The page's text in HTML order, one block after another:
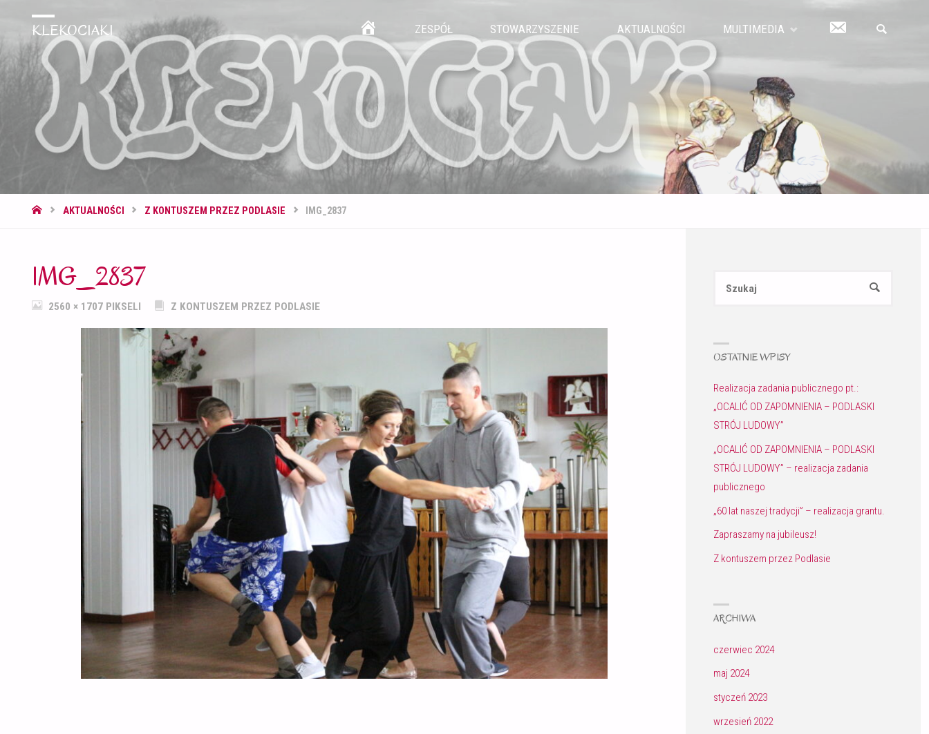
KLEKOCIAKI
Przejdź
treści
GŁÓWNA ZESPÓŁ STOWARZYSZENIE AKTUALNOŚCI MULTIMEDIA KONTAKT
STRONA
AKTUALNOŚCI Z KONTUSZEM PRZEZ PODLASIE IMG_2837
IMG_2837
PEŁNY2560 × 1707 PIKSELI Z KONTUSZEM PRZEZ PODLASIE
SZUKAJ
OSTATNIE WPISY
Realizacja zadania publicznego pt.:
„OCALIĆ OD ZAPOMNIENIA – PODLASKI
STRÓJ LUDOWY”
„OCALIĆ OD ZAPOMNIENIA – PODLASKI
STRÓJ LUDOWY” – realizacja zadania
publicznego
„60 lat naszej tradycji” – realizacja grantu.
Zapraszamy na jubileusz!
Z kontuszem przez Podlasie
ARCHIWA
czerwiec 2024
maj 2024
styczeń 2023
wrzesień 2022